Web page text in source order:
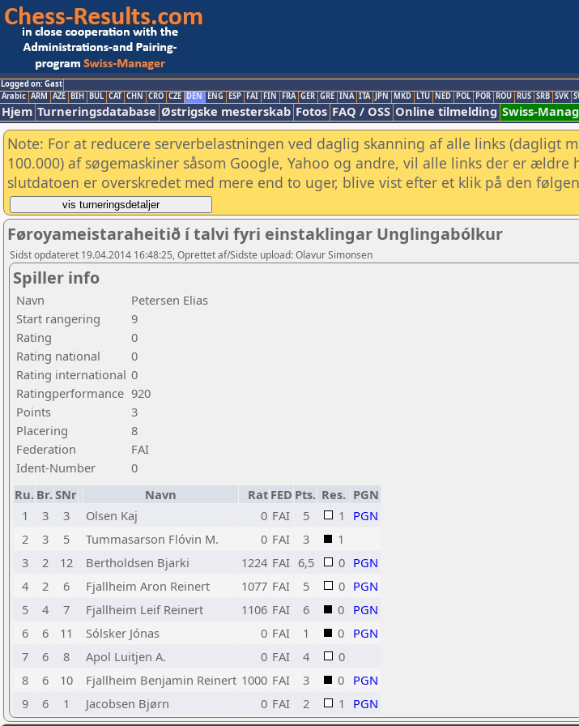
Logged on: Gast
Arabic ARM AZE BIH BUL CAT CHN CRO CZE DEN ENG ESP FAI FIN FRA GER GRE INA ITA JPN MKD LTU NED POL POR ROU RUS SRB SVK
Hjem Turneringsdatabase Østrigske mesterskab Fotos FAQ / OSS Online tilmelding Swiss-
Note: For at reducere serverbelastningen ved daglig skanning af alle links (dagligt
100.000) af søgemaskiner såsom Google, Yahoo og andre, vil alle links der er ældre
slutdatoen er overskredet med mere end to uger, blive vist efter et klik på den
Føroyameistaraheitið í talvi fyri einstaklingar Unglingabólkur
Sidst opdateret 19.04.2014 16:48:25, Oprettet af/Sidste upload: Olavur Simonsen
Spiller info
Navn
Petersen Elias
Start rangering
9
Rating
0
Rating national
0
Rating international 0
Ratingperformance 920
Points
3
Placering
8
Federation
FAI
Ident-Number
0
Ru. Br.SNr Navn Rat FED Pts. Res. PGN
1
3 3 Olsen Kaj 0 FAI 5 1
PGN
2
3 5 Tummasarson Flóvin M. 0 FAI 3
1
3
2 12 Bertholdsen Bjarki 1224 FAI 6,5 0 PGN
4
2 6 Fjallheim Aron Reinert 1077 FAI 5 0 PGN
5
4 7 Fjallheim Leif Reinert 1106 FAI 6 0 PGN
6
6 11 Sólsker Jónas 0 FAI 1 0 PGN
7
6 8 Apol Luitjen A. 0 FAI 4
0
8
6 10 Fjallheim Benjamin Reinert 1000 FAI 3 0 PGN
9
6 1 Jacobsen Bjørn 0 FAI 2 1 PGN